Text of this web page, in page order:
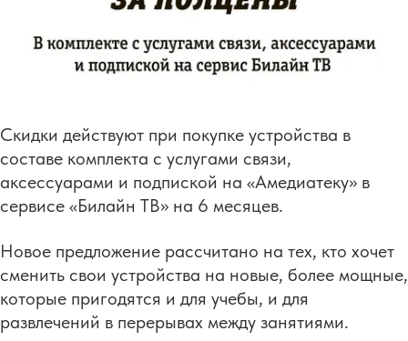
Скидки действуют при покупке устройства в
составе комплекта с услугами связи,
аксессуарами и подпиской на «Амедиатеку» в
сервисе «Билайн ТВ» на 6 месяцев.
Новое предложение рассчитано на тех, кто хочет
сменить свои устройства на новые, более мощные,
которые пригодятся и для учебы, и для
развлечений в перерывах между занятиями.